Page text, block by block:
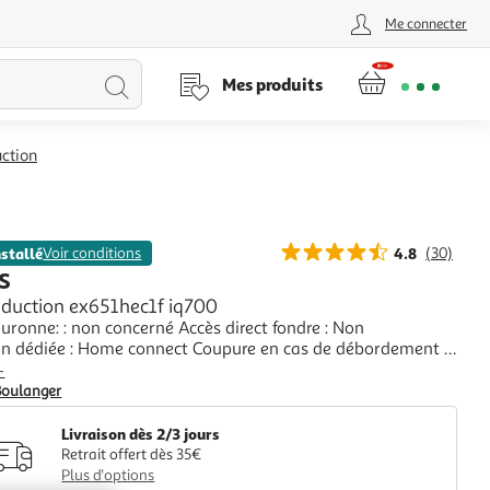
Me connecter
Lancer
Mes produits
Voir conditions 4.8 (30)
ex651hec1f iq700
: non concerné Accès direct fondre : Non
dédiée : Home connect Coupure en cas de débordement :
Livraison dès 2/3 jours
Retrait offert dès 35€
Plus d'options